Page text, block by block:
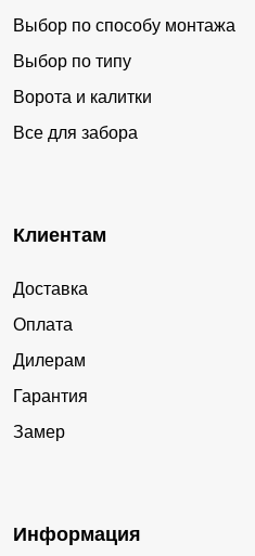
Выбор по способу монтажа
Выбор по типу
Ворота и калитки
Все для забора
Клиентам
Доставка
Оплата
Дилерам
Гарантия
Замер
Информация